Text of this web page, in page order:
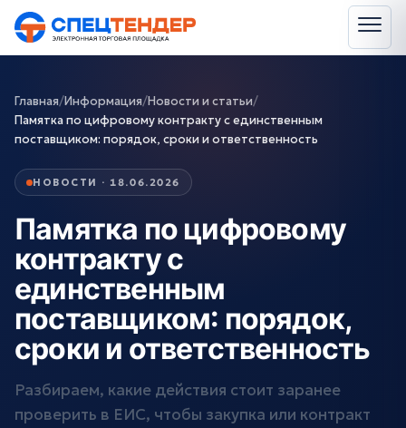
Главная/Информация/Новости и статьи/
Памятка по цифровому контракту с единственным
поставщиком: порядок, сроки и ответственность
НОВОСТИ · 18.06.2026
Памятка по цифровому
контракту с
единственным
поставщиком: порядок,
сроки и ответственность
Разбираем, какие действия стоит заранее
проверить в ЕИС, чтобы закупка или контракт